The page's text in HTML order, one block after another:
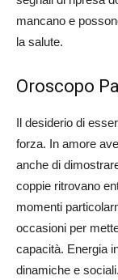
mancano e
la salute.
Oroscopo
Il desiderio di
forza. In amore
anche di
coppie ritrovano
momenti
occasioni per
capacità. Energia
dinamiche e sociali.